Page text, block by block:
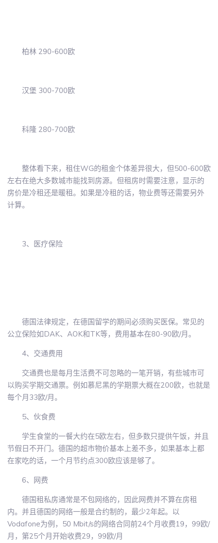
柏林 290-600欧
汉堡 300-700欧
科隆 280-700欧
整体看下来，租住WG的租金个体差异很大，但500-600欧
左右在绝大多数城市能找到房源。但租房时需要注意，显示的
房价是冷租还是暖租。如果是冷租的话，物业费等还需要另外
计算。
3、医疗保险
德国法律规定，在德国留学的期间必须购买医保。常见的
公立保险如DAK、AOK和TK等，费用基本在80-90欧/月。
4、交通费用
交通费也是每月生活费不可忽略的一笔开销，有些城市可
以购买学期交通票。例如慕尼黑的学期票大概在200欧，也就是
每个月33欧/月。
5、伙食费
学生食堂的一餐大约在5欧左右，但多数只提供午饭，并且
节假日不开门。德国的超市物价基本上差不多，如果基本上都
在家吃的话，一个月节约点300欧应该是够了。
6、网费
德国租私房通常是不包网络的，因此网费并不算在房租
内。并且德国的网络一般是合约制的，最少2年起。以
Vodafone为例，50 Mbit/s的网络合同前24个月收费19，99欧/
月，第25个月开始收费29，99欧/月